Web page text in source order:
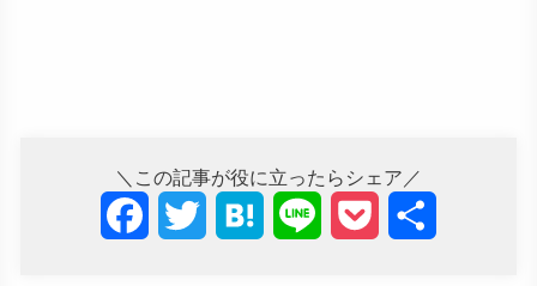
＼この記事が役に立ったらシェア／